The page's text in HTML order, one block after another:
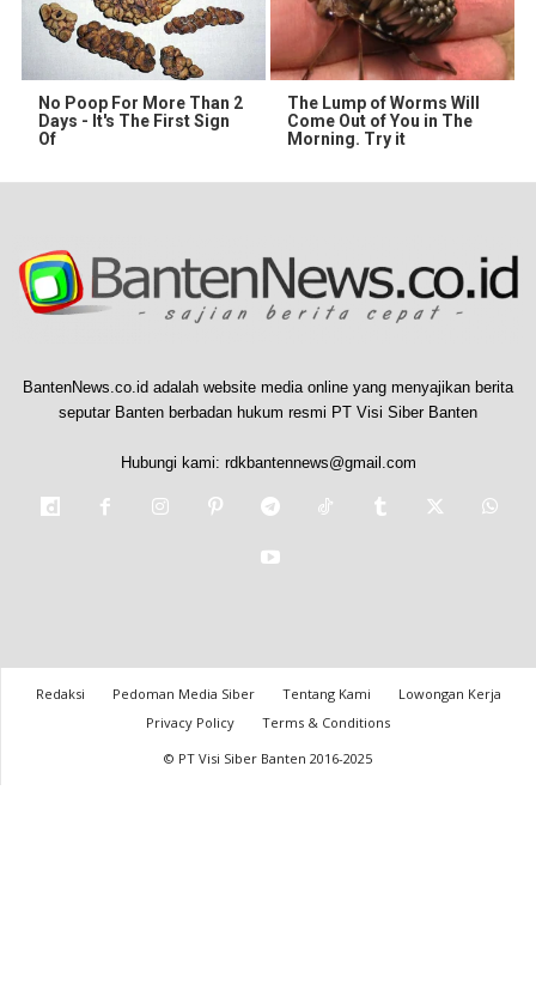
No Poop For More Than 2
Days - It's The First Sign
Of
The Lump of Worms Will
Come Out of You in The
Morning. Try it
BantenNews.co.id adalah website media online yang menyajikan berita
seputar Banten berbadan hukum resmi PT Visi Siber Banten
Hubungi kami: rdkbantennews@gmail.com
Redaksi Pedoman Media Siber Tentang Kami
Lowongan Kerja
Privacy Policy
Terms & Conditions
© PT Visi Siber Banten 2016-2025